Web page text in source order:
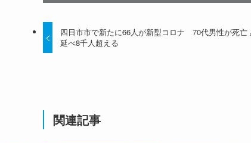
四日市市で新たに66人が新型コロナ 70代男性が死亡
延べ8千人超える
関連記事